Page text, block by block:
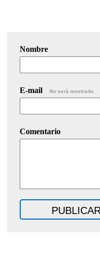
Nombre
E-mail No será mostrado.
Comentario